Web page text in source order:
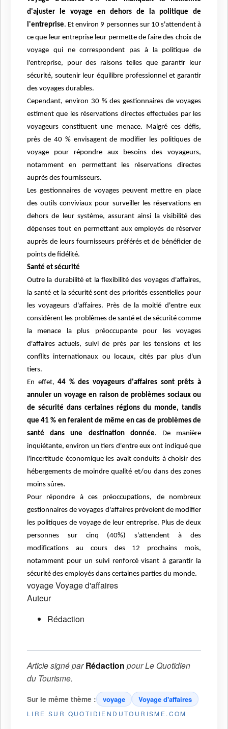
d'ajuster le voyage en dehors de la politique de
l'entreprise. Et environ 9 personnes sur 10 s'attendent à
ce que leur entreprise leur permette de faire des choix de
voyage qui ne correspondent pas à la politique de
l'entreprise, pour des raisons telles que garantir leur
sécurité, soutenir leur équilibre professionnel et garantir
des voyages durables.
Cependant, environ 30 % des gestionnaires de voyages
estiment que les réservations directes effectuées par les
voyageurs constituent une menace. Malgré ces défis,
près de 40 % envisagent de modifier les politiques de
voyage pour répondre aux besoins des voyageurs,
notamment en permettant les réservations directes
auprès des fournisseurs.
Les gestionnaires de voyages peuvent mettre en place
des outils conviviaux pour surveiller les réservations en
dehors de leur système, assurant ainsi la visibilité des
dépenses tout en permettant aux employés de réserver
auprès de leurs fournisseurs préférés et de bénéficier de
points de fidélité.
Santé et sécurité
Outre la durabilité et la flexibilité des voyages d'affaires,
la santé et la sécurité sont des priorités essentielles pour
les voyageurs d'affaires. Près de la moitié d'entre eux
considèrent les problèmes de santé et de sécurité comme
la menace la plus préoccupante pour les voyages
d'affaires actuels, suivi de près par les tensions et les
conflits internationaux ou locaux, cités par plus d'un
tiers.
En effet,44 % des voyageurs d'affaires sont prêts à
annuler un voyage en raison de problèmes sociaux ou
de sécurité dans certaines régions du monde, tandis
que 41 % en feraient de même en cas de problèmes de
santé dans une destination donnée. De manière
inquiétante, environ un tiers d'entre eux ont indiqué que
l'incertitude économique les avait conduits à choisir des
hébergements de moindre qualité et/ou dans des zones
moins sûres.
Pour répondre à ces préoccupations, de nombreux
gestionnaires de voyages d'affaires prévoient de modifier
les politiques de voyage de leur entreprise. Plus de deux
personnes sur cinq (40%) s'attendent à des
modifications au cours des 12 prochains mois,
notamment pour un suivi renforcé visant à garantir la
sécurité des employés dans certaines parties du monde.
voyageVoyage d'affaires
Auteur
Rédaction
Article signé parRédaction pourLe Quotidien
du Tourisme.
Sur le même thème : voyage Voyage d'affaires
LIRE SUR QUOTIDIENDUTOURISME.COM